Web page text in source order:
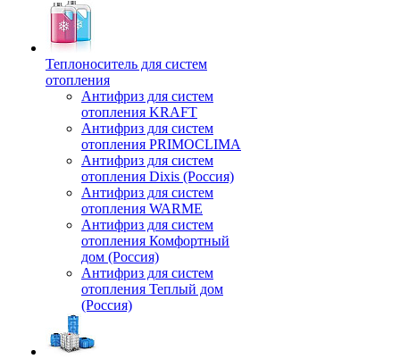
Теплоноситель для систем
отопления
Антифриз для систем
отопления KRAFT
Антифриз для систем
отопления PRIMOCLIMA
Антифриз для систем
отопления Dixis (Россия)
Антифриз для систем
отопления WARME
Антифриз для систем
отопления Комфортный
дом (Россия)
Антифриз для систем
отопления Теплый дом
(Россия)